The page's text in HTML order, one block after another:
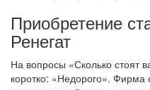
Приобретение
Ренегат
На вопросы «Сколько стоят
коротко: «Недорого».